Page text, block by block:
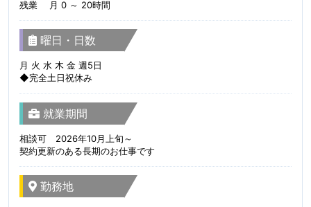
残業 月 0 ～ 20時間
曜日・日数
月 火 水 木 金 週5日
◆完全土日祝休み
就業期間
相談可 2026年10月上旬～
契約更新のある長期のお仕事です
勤務地